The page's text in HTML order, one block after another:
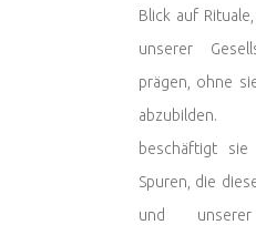
Blick auf
unserer
prägen, ohne
beschäftigt
Spuren, die
und unserer